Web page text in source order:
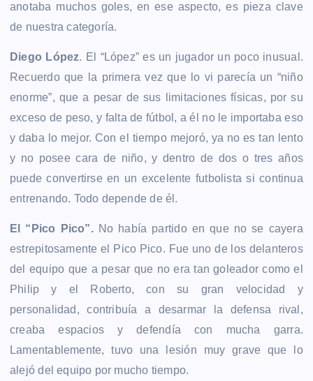
anotaba muchos goles, en ese aspecto, es pieza clave
de nuestra categoría.
Diego López. El “López” es un jugador un poco inusual.
Recuerdo que la primera vez que lo vi parecía un “niño
enorme”, que a pesar de sus limitaciones físicas, por su
exceso de peso, y falta de fútbol, a él no le importaba eso
y daba lo mejor. Con el tiempo mejoró, ya no es tan lento
y no posee cara de niño, y dentro de dos o tres años
puede convertirse en un excelente futbolista si continua
entrenando. Todo depende de él.
El “Pico Pico”.No había partido en que no se cayera
estrepitosamente el Pico Pico. Fue uno de los delanteros
del equipo que a pesar que no era tan goleador como el
Philip y el Roberto, con su gran velocidad y
personalidad, contribuía a desarmar la defensa rival,
creaba espacios y defendía con mucha garra.
Lamentablemente, tuvo una lesión muy grave que lo
alejó del equipo por mucho tiempo.